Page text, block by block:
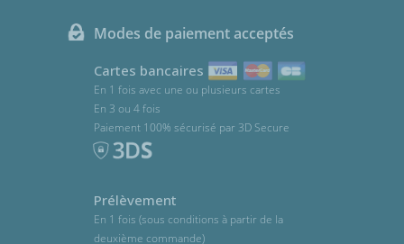
Modes de paiement acceptés
Cartes bancaires
En 1 fois avec une ou plusieurs cartes
En 3 ou 4 fois
Paiement 100% sécurisé par 3D Secure
Prélèvement
En 1 fois (sous conditions à partir de la
deuxième commande)